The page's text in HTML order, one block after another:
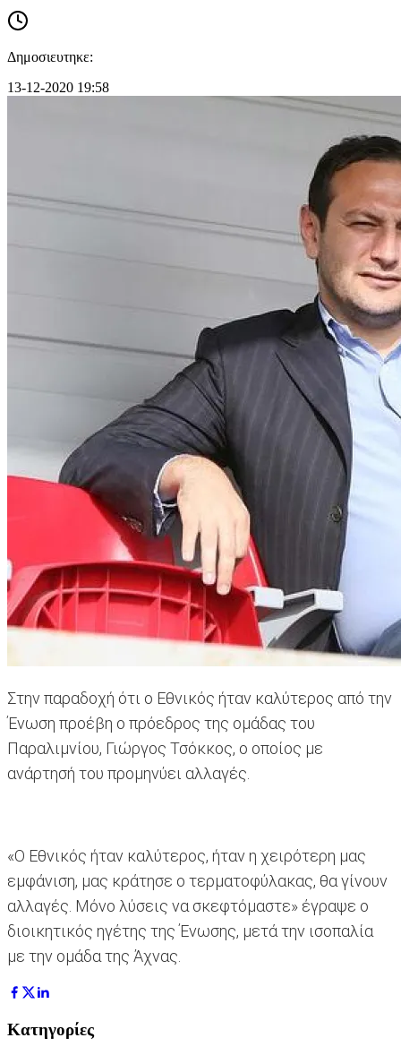
Δημοσιευτηκε:
13-12-2020 19:58
Στην παραδοχή ότι ο Εθνικός ήταν καλύτερος από την
Ένωση προέβη ο πρόεδρος της ομάδας του
Παραλιμνίου, Γιώργος Τσόκκος, ο οποίος με
ανάρτησή του προμηνύει αλλαγές.
«Ο Εθνικός ήταν καλύτερος, ήταν η χειρότερη μας
εμφάνιση, μας κράτησε ο τερματοφύλακας, θα γίνουν
αλλαγές. Μόνο λύσεις να σκεφτόμαστε» έγραψε ο
διοικητικός ηγέτης της Ένωσης, μετά την ισοπαλία
με την ομάδα της Άχνας.
Κατηγορίες